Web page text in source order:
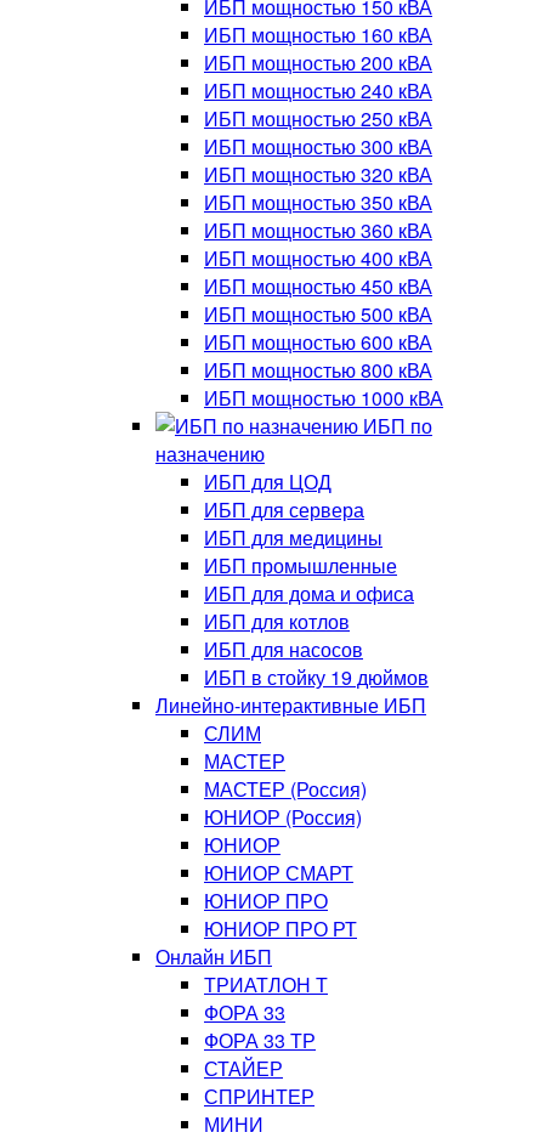
ИБП мощностью 150 кВА
ИБП мощностью 160 кВА
ИБП мощностью 200 кВА
ИБП мощностью 240 кВА
ИБП мощностью 250 кВА
ИБП мощностью 300 кВА
ИБП мощностью 320 кВА
ИБП мощностью 350 кВА
ИБП мощностью 360 кВА
ИБП мощностью 400 кВА
ИБП мощностью 450 кВА
ИБП мощностью 500 кВА
ИБП мощностью 600 кВА
ИБП мощностью 800 кВА
ИБП мощностью 1000 кВА
ИБП по
назначению
ИБП для ЦОД
ИБП для сервера
ИБП для медицины
ИБП промышленные
ИБП для дома и офиса
ИБП для котлов
ИБП для насосов
ИБП в стойку 19 дюймов
Линейно-интерактивные ИБП
СЛИМ
МАСТЕР
МАСТЕР (Россия)
ЮНИОР (Россия)
ЮНИОР
ЮНИОР СМАРТ
ЮНИОР ПРО
ЮНИОР ПРО РТ
Онлайн ИБП
ТРИАТЛОН Т
ФОРА 33
ФОРА 33 ТР
СТАЙЕР
СПРИНТЕР
МИНИ